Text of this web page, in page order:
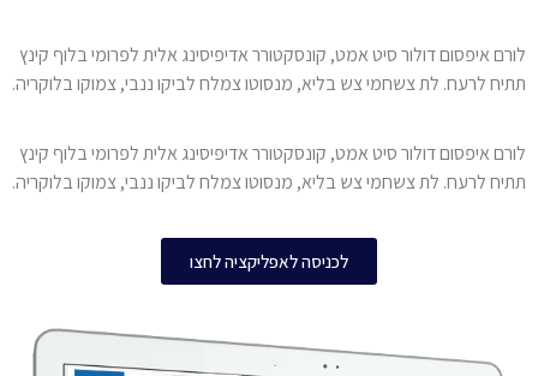
לורם איפסום דולור סיט אמט, קונסקטורר אדיפיסינג אלית לפרומי בלוף קינץ
תתיח לרעח. לת צשחמי צש בליא, מנסוטו צמלח לביקו ננבי, צמוקו בלוקריה.
לורם איפסום דולור סיט אמט, קונסקטורר אדיפיסינג אלית לפרומי בלוף קינץ
תתיח לרעח. לת צשחמי צש בליא, מנסוטו צמלח לביקו ננבי, צמוקו בלוקריה.
לכניסה לאפליקציה לחצו